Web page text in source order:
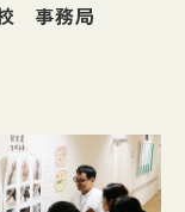
事務局